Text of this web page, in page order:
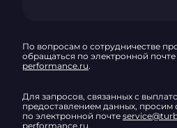
По вопросам о сотрудничестве
обращаться по электронной почте
performance.ru.
Для запросов, связанных с
предоставлением данных, просим
по электронной почте
performance.ru.